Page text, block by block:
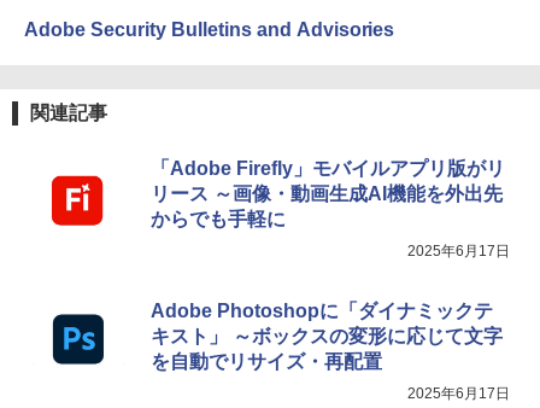
Adobe Security Bulletins and Advisories
関連記事
「Adobe Firefly」モバイルアプリ版がリ
リース ～画像・動画生成AI機能を外出先
からでも手軽に
2025年6月17日
Adobe Photoshopに「ダイナミックテ
キスト」 ～ボックスの変形に応じて文字
を自動でリサイズ・再配置
2025年6月17日